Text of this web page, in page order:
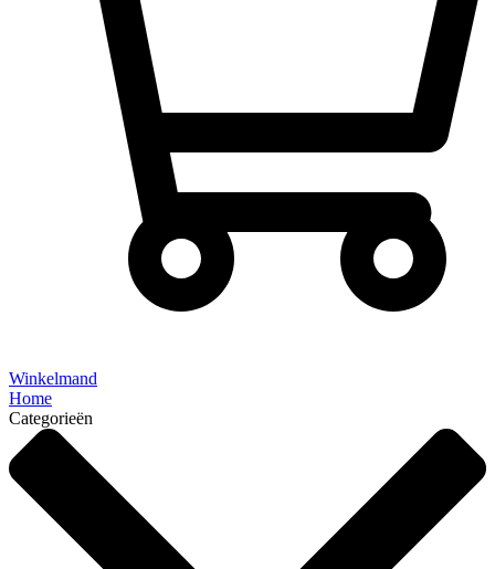
Winkelmand
Home
Categorieën